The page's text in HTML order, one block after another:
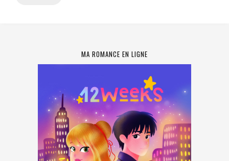
MA ROMANCE EN LIGNE